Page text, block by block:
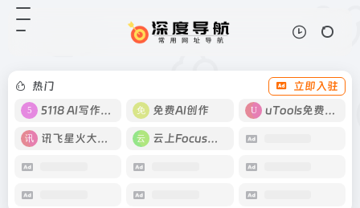
热门
立即入驻
5118 AI写作工具
免费AI创作 uTools免费工具箱
讯飞星火大模型 云上Focus接码
台，创造艺术的并不是AI，创造艺术
的终究是你我。